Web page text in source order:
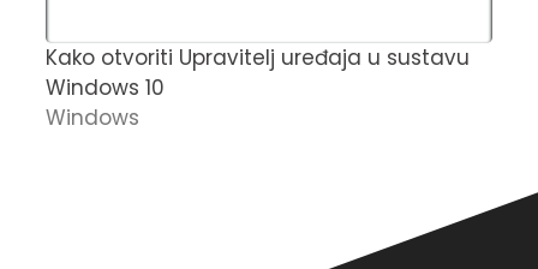
Kako otvoriti Upravitelj uređaja u sustavu
Windows 10
Windows